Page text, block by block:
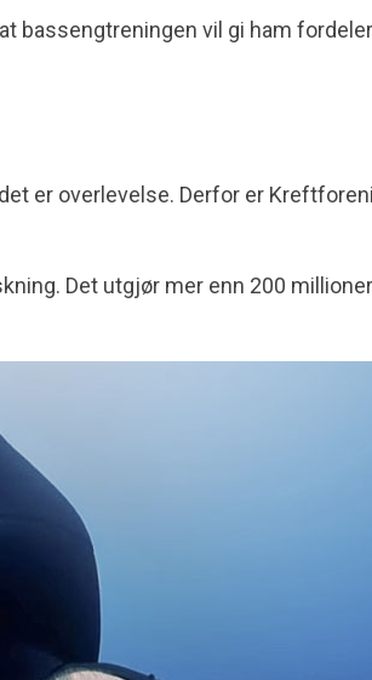
bassengtreningen vil gi ham
er overlevelse. Derfor er
Det utgjør mer enn 200